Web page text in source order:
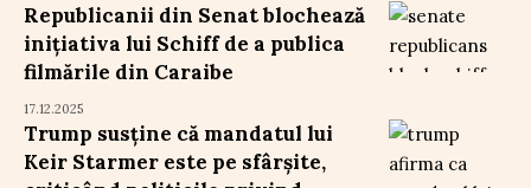
Republicanii din Senat blochează
inițiativa lui Schiff de a publica
filmările din Caraibe
17.12.2025
Trump susține că mandatul lui
Keir Starmer este pe sfârșite,